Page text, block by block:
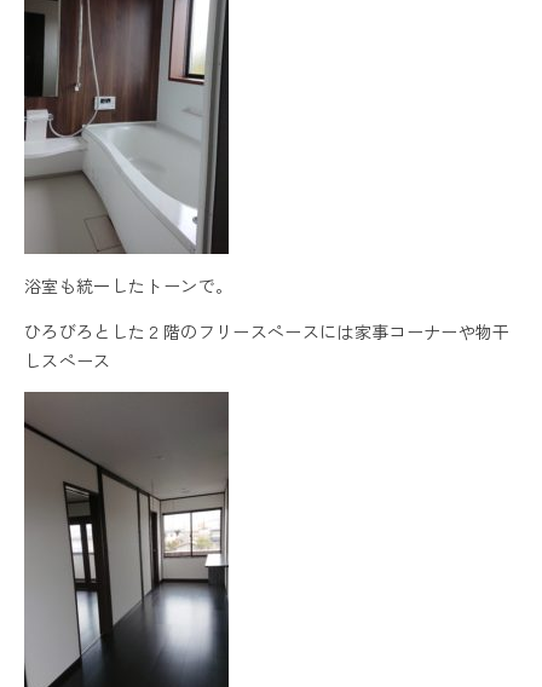
浴室も統一したトーンで。
ひろびろとした２階のフリースペースには家事コーナーや物干
しスペース